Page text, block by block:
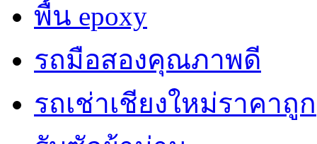
พื้น epoxy
รถมือสองคุณภาพดี
รถเช่าเชียงใหม่ราคาถูก